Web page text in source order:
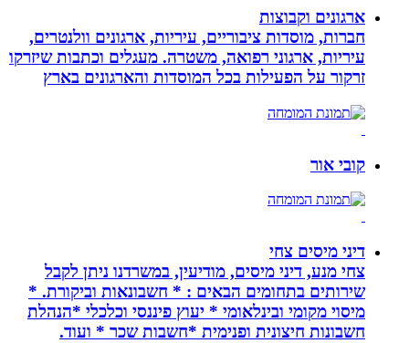
ארגונים וקבוצות
חברות, מוסדות ציבוריים, עיריות, ארגונים וולנטרים,
עיריות, ארגוני רפואה, משטרה. מעגלים וכתבות שיזרקו
זרקור על הפעילות בכל המוסדות והארגונים בארץ
קובי אור
דיני מיסים צחי
צחי מנע, דיני מיסים, מודיעין, במשרדנו ניתן לקבל
שירותים בתחומים הבאים : * חשבונאות וביקורת. *
מיסוי מקומי ובינלאומי * יעוץ פיננסי וכלכלי *הנהלת
חשבונות חיצונית ופנימית *חשבות שכר * ועוד.